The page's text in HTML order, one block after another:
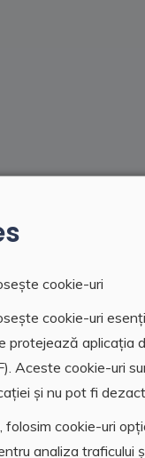
cookie-uri
cookie-uri
protejează aplicația
Aceste cookie-uri
și nu pot fi
folosim cookie-uri
analiza traficului